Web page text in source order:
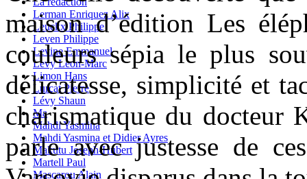
Lerman Enriquez Alix
Leuckx Philippe
Leven Philippe
Levine Emmanuel
Levy Leon-Marc
Limon Hans
Lurçat Pierre
Lévy Shaun
Ma
Mahdi Yasmina
Mahdi Yasmina et Didier Ayres
Makutu Joseph-Hubert
Martell Paul
Mascarou Alain
maison d’édition Les
couleurs sépia le plus
délicatesse, simplicité et
charismatique du docteur
parle avec justesse de